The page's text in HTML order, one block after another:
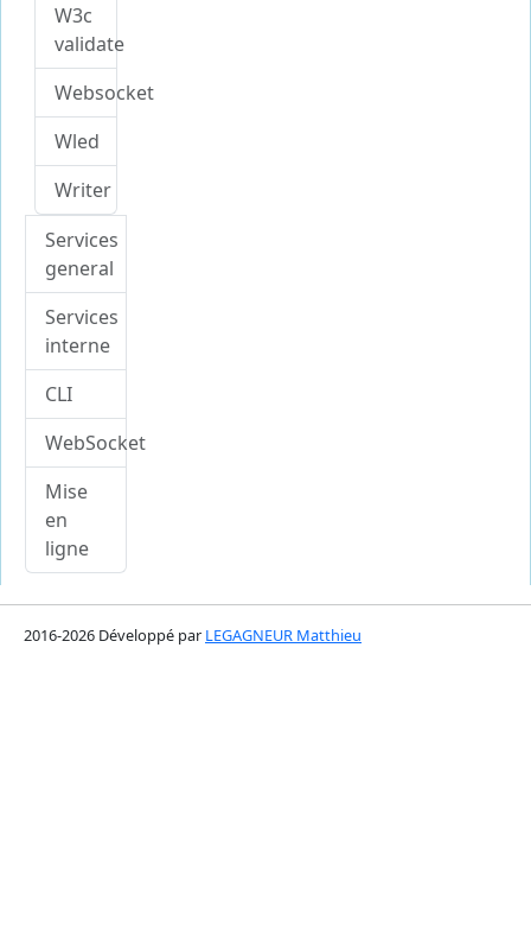
W3c
validate
Websocket
Wled
Writer
Services
general
Services
interne
CLI
WebSocket
Mise
en
ligne
2016-2026 Développé par LEGAGNEUR Matthieu